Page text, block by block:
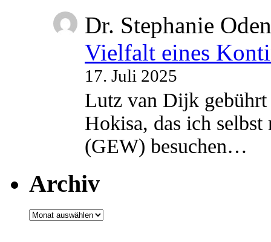
Dr. Stephanie
Vielfalt eines
17. Juli 2025
Lutz van Dijk
Hokisa, das ich
(GEW) besuchen…
Archiv
Archiv